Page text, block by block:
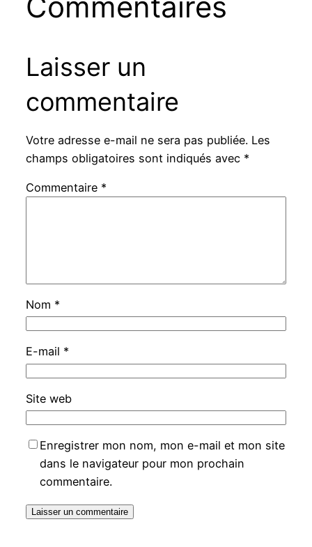
Laisser un
commentaire
Votre adresse e-mail ne sera pas publiée. Les
champs obligatoires sont indiqués avec *
Commentaire *
Nom *
E-mail *
Site web
Enregistrer mon nom, mon e-mail et mon site
dans le navigateur pour mon prochain
commentaire.